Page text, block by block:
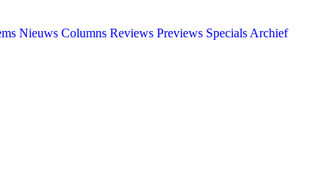
Nieuws Columns Reviews Previews Specials Archief